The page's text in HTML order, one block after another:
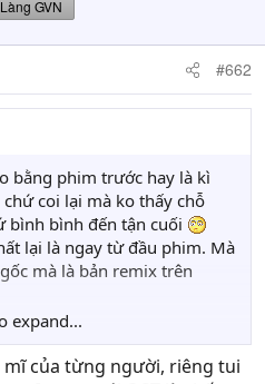
GVN
#662
bằng phim trước hay là kì
coi lại mà ko thấy chỗ
bình bình đến tận cuối
lại là ngay từ đầu phim. Mà
mà là bản remix trên
expand...
của từng người, riêng tui